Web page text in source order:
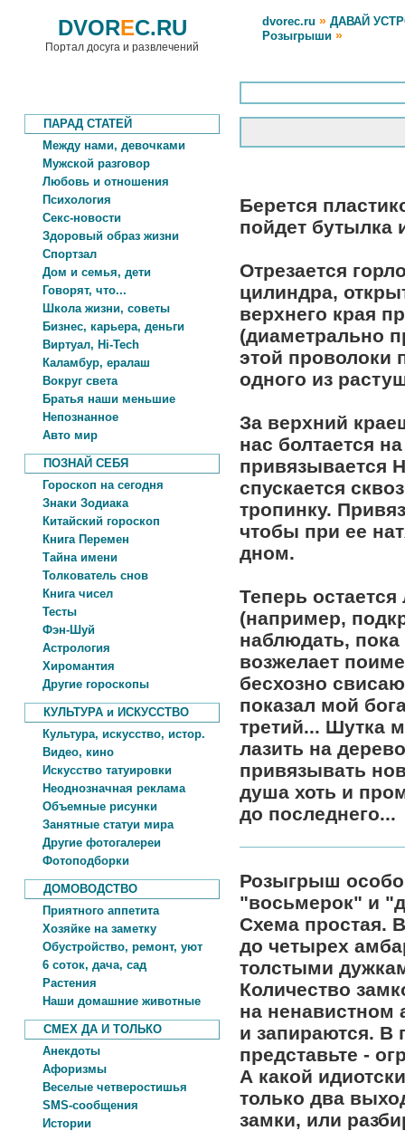
DVOREC.RU
Портал досуга и развлечений
dvorec.ru » ДАВАЙ
Розыгрыши »
ПАРАД СТАТЕЙ
Между нами, девочками
Мужской разговор
Любовь и отношения
Психология
Секс-новости
Здоровый образ жизни
Спортзал
Дом и семья, дети
Говорят, что...
Школа жизни, советы
Бизнес, карьера, деньги
Виртуал, Hi-Tech
Каламбур, ералаш
Вокруг света
Братья наши меньшие
Непознанное
Авто мир
ПОЗНАЙ СЕБЯ
Гороскоп на сегодня
Знаки Зодиака
Китайский гороскоп
Книга Перемен
Тайна имени
Толкователь снов
Книга чисел
Тесты
Фэн-Шуй
Астрология
Хиромантия
Другие гороскопы
КУЛЬТУРА и ИСКУССТВО
Культура, искусство, истор.
Видео, кино
Искусство татуировки
Неоднозначная реклама
Объемные рисунки
Занятные статуи мира
Другие фотогалереи
Фотоподборки
ДОМОВОДСТВО
Приятного аппетита
Хозяйке на заметку
Обустройство, ремонт, уют
6 соток, дача, сад
Растения
Наши домашние животные
СМЕХ ДА И ТОЛЬКО
Анекдоты
Афоризмы
Веселые четверостишья
SMS-сообщения
Истории
Берется
пойдет бутылка
Отрезается
цилиндра,
верхнего края
(диаметрально
этой проволоки
одного из
За верхний
нас болтается
привязывается
спускается
тропинку.
чтобы при ее
дном.
Теперь
(например,
наблюдать,
возжелает
бесхозно
показал мой
третий... Шутка
лазить на
привязывать
душа хоть и
до последнего...
Розыгрыш
"восьмерок" и
Схема простая.
до четырех
толстыми
Количество
на ненавистном
и запираются. В
представьте -
А какой
только два
замки, или